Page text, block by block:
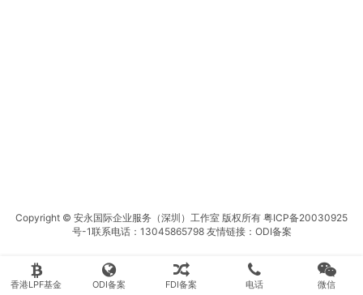
Copyright © 安永国际企业服务（深圳）工作室 版权所有 粤ICP备20030925
号-1联系电话：13045865798 友情链接： ODI备案
香港LPF基金 ODI备案 FDI备案 电话 微信